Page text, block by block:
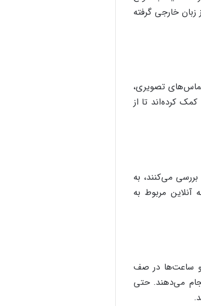
زبان خارجی گرفته
تصویری،
کرده‌اند تا از
می‌کنند، به
آنلاین مربوط به
و ساعت‌ها در صف
می‌دهند. حتی